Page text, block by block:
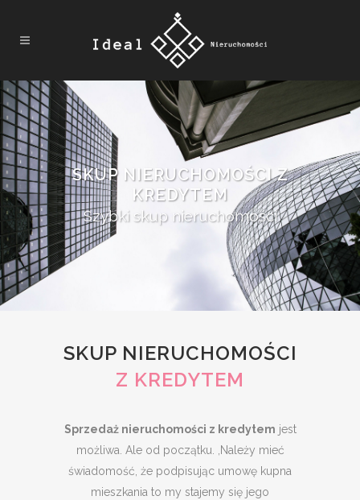
SKUP NIERUCHOMOŚCI Z
KREDYTEM
Szybki skup nieruchomości
SKUP NIERUCHOMOŚCI
Z KREDYTEM
Sprzedaż nieruchomości z kredytem jest
możliwa. Ale od początku. ,Należy mieć
świadomość, że podpisując umowę kupna
mieszkania to my stajemy się jego